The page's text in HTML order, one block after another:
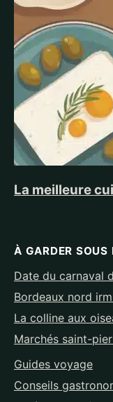
La meilleure
À GARDER
Date du carnaval
Bordeaux nord
La colline aux
Marchés saint-
Guides voyage
Conseils